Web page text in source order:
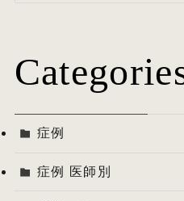
症例
症例 医師別